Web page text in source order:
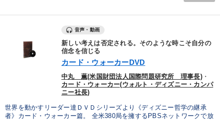
音声・動画
新しい考えは否定される。そのような時こそ自分の
信念を信じる
カード・ウォーカーDVD
中丸 薫(米国財団法人国際問題研究所 理事長)・
カード・ウォーカー(ウォルト・ディズニー・カンパ
ニー社長)
世界を動かすリーダー達ＤＶＤシリーズより《ディズニー哲学の継承
者》カード・ウォーカー篇。 全米380局を擁するPBSネットワークで放